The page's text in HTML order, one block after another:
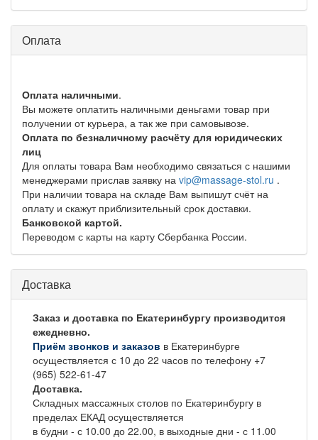
Оплата
Оплата наличными.
Вы можете оплатить наличными деньгами товар при
получении от курьера, а так же при самовывозе.
Оплата по безналичному расчёту для юридических
лиц
Для оплаты товара Вам необходимо связаться с нашими
менеджерами прислав заявку на vip@massage-stol.ru .
При наличии товара на складе Вам выпишут счёт на
оплату и скажут приблизительный срок доставки.
Банковской картой.
Переводом с карты на карту Сбербанка России.
Доставка
Заказ и доставка по Екатеринбургу производится
ежедневно.
Приём звонков и заказов в Екатеринбурге
осуществляется с 10 до 22 часов по телефону +7
(965) 522-61-47
Доставка.
Складных массажных столов по Екатеринбургу в
пределах ЕКАД осуществляется
в будни - с 10.00 до 22.00, в выходные дни - с 11.00